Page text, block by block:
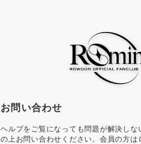
お問い合わせ
ヘルプをご覧になっても問題が解決しな
の上お問い合わせください。会員の方は